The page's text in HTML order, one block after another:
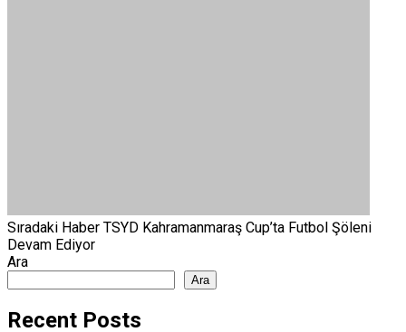
Sıradaki Haber TSYD Kahramanmaraş Cup’ta Futbol Şöleni
Devam Ediyor
Ara
Ara
Recent Posts